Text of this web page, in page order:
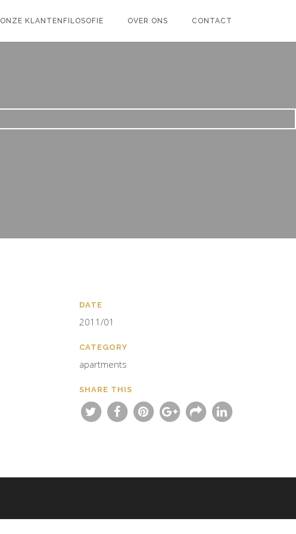
ONZE KLANTENFILOSOFIE OVER ONS CONTACT
DATE
2011/01
CATEGORY
apartments
SHARE THIS